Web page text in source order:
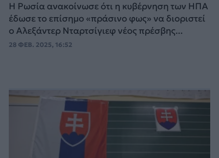
Η Ρωσία ανακοίνωσε ότι η κυβέρνηση των ΗΠΑ
έδωσε το επίσημο «πράσινο φως» να διοριστεί
ο Αλεξάντερ Νταρτσίγιεφ νέος πρέσβης...
28 ΦΕΒ. 2025, 16:52